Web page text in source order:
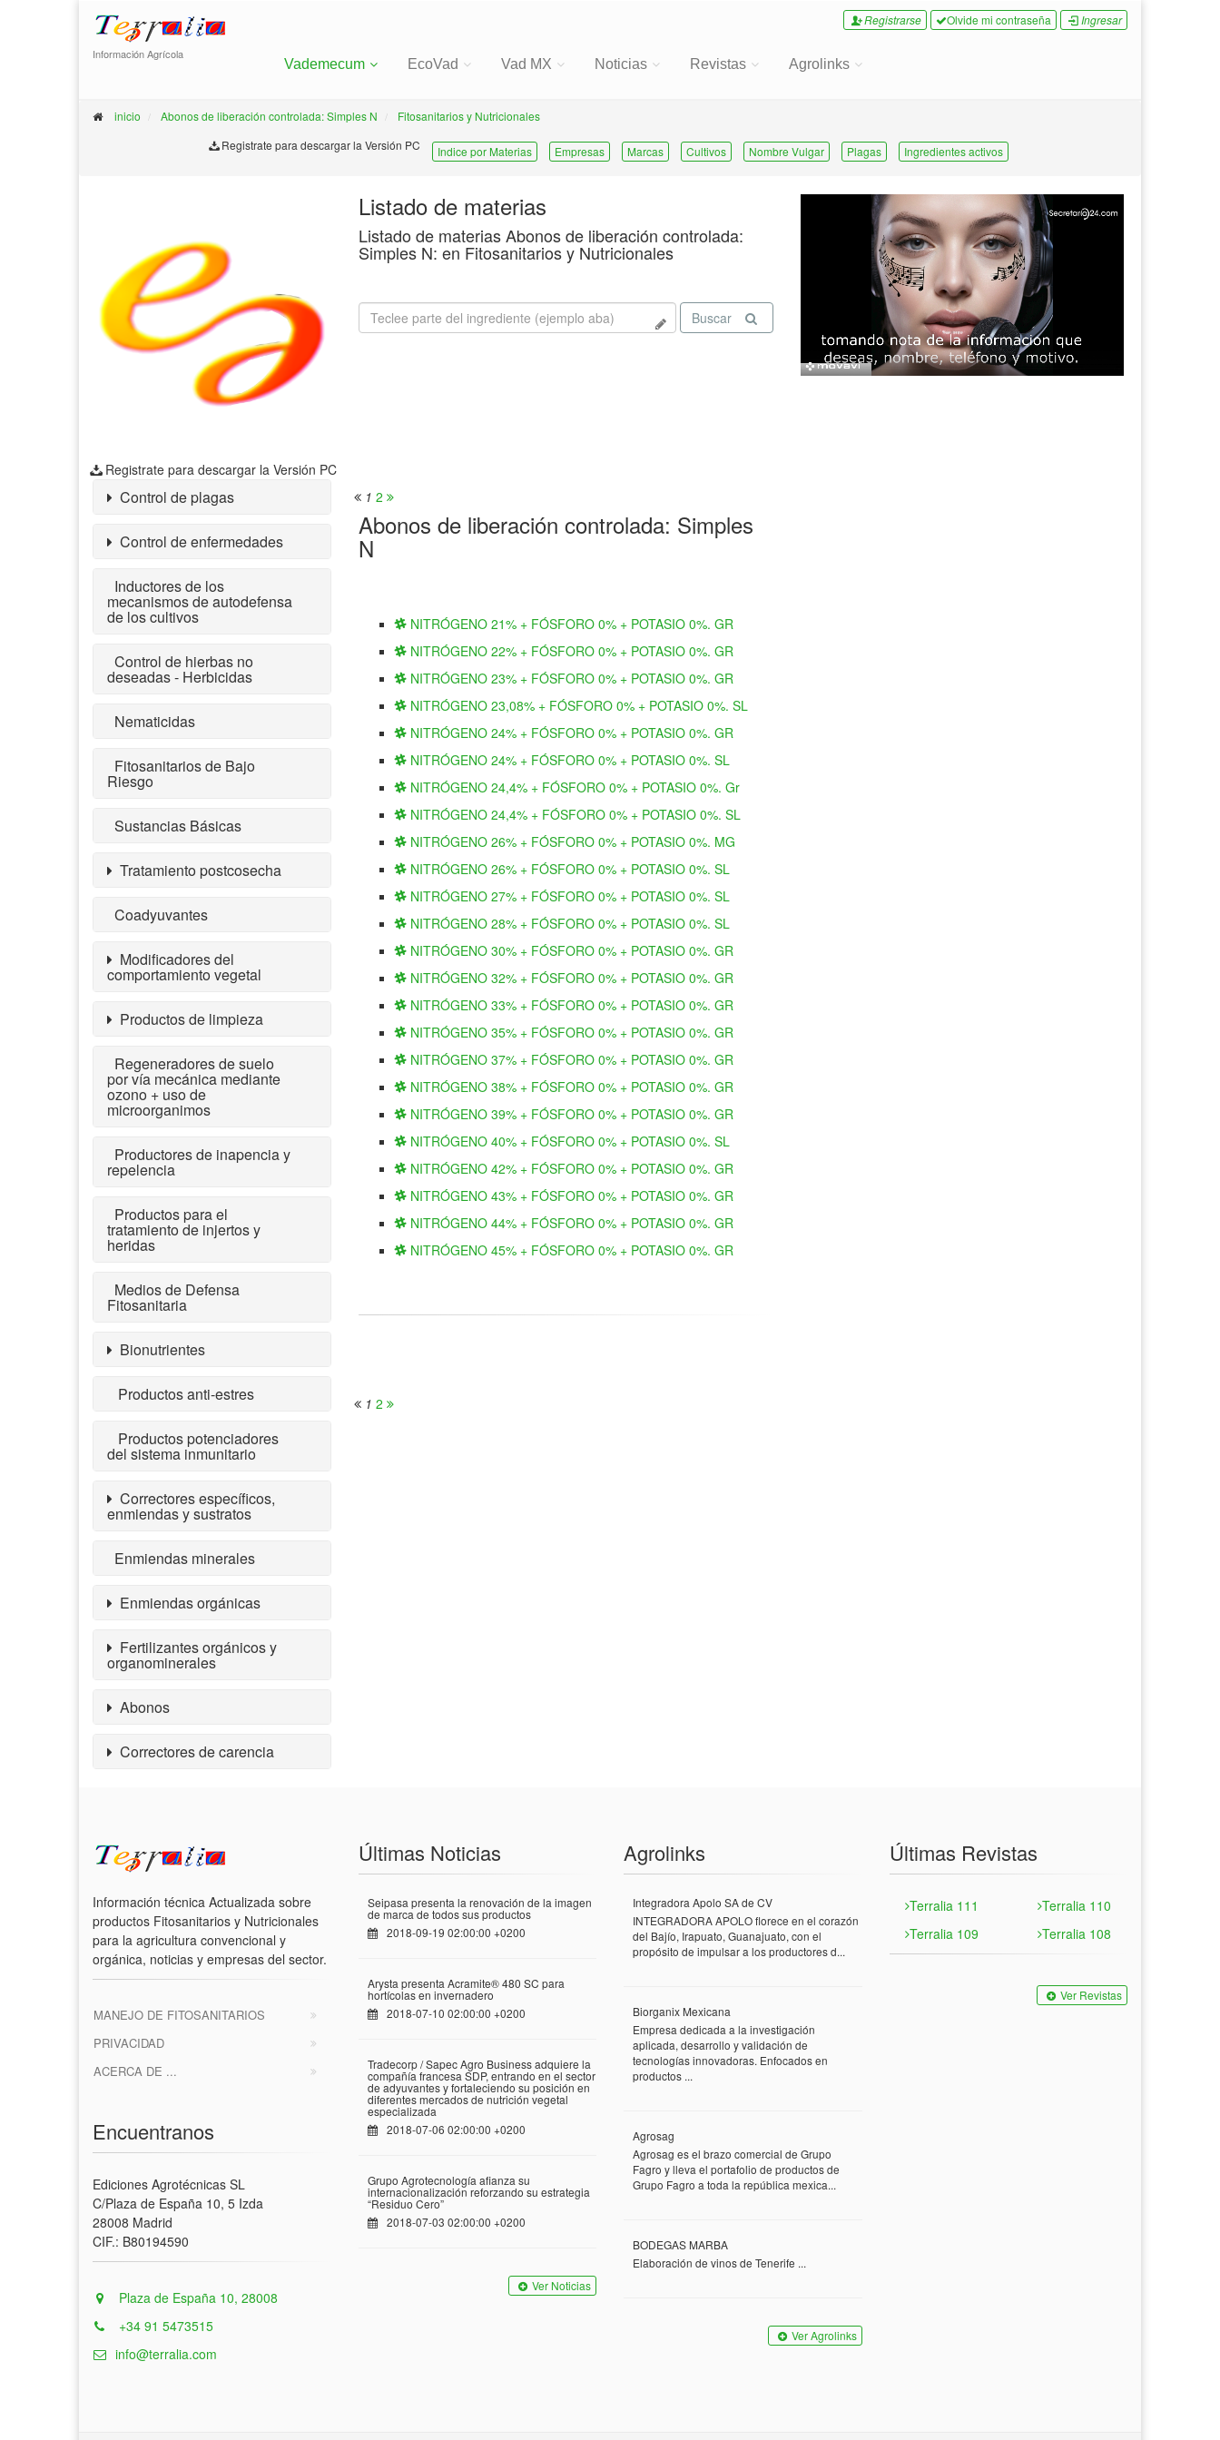
Información Agrícola
Registrarse Olvide mi contraseña Ingresar
Vademecum EcoVad Vad MX Noticias Revistas Agrolinks
inicio Abonos de liberación controlada: Simples N
Fitosanitarios y Nutricionales
Registrate para descargar la Versión PC
Indice por Materias Empresas Marcas Cultivos Nombre Vulgar Plagas Ingredientes activos
Registrate para descargar la Versión PC
Listado de materias
Listado de materias Abonos de liberación controlada:
Simples N: en Fitosanitarios y Nutricionales
Buscar
Control de plagas
Control de enfermedades
Inductores de los
mecanismos de autodefensa
de los cultivos
Control de hierbas no
deseadas - Herbicidas
Nematicidas
Fitosanitarios de Bajo
Riesgo
Sustancias Básicas
Tratamiento postcosecha
Coadyuvantes
Modificadores del
comportamiento vegetal
Productos de limpieza
Regeneradores de suelo
por vía mecánica mediante
ozono + uso de
microorganimos
Productores de inapencia y
repelencia
Productos para el
tratamiento de injertos y
heridas
Medios de Defensa
Fitosanitaria
Bionutrientes
Productos anti-estres
Productos potenciadores
del sistema inmunitario
Correctores específicos,
enmiendas y sustratos
Enmiendas minerales
Enmiendas orgánicas
Fertilizantes orgánicos y
organominerales
Abonos
Correctores de carencia
1 2
Abonos de liberación controlada: Simples
N
NITRÓGENO 21% + FÓSFORO 0% + POTASIO 0%. GR
NITRÓGENO 22% + FÓSFORO 0% + POTASIO 0%. GR
NITRÓGENO 23% + FÓSFORO 0% + POTASIO 0%. GR
NITRÓGENO 23,08% + FÓSFORO 0% + POTASIO 0%. SL
NITRÓGENO 24% + FÓSFORO 0% + POTASIO 0%. GR
NITRÓGENO 24% + FÓSFORO 0% + POTASIO 0%. SL
NITRÓGENO 24,4% + FÓSFORO 0% + POTASIO 0%. Gr
NITRÓGENO 24,4% + FÓSFORO 0% + POTASIO 0%. SL
NITRÓGENO 26% + FÓSFORO 0% + POTASIO 0%. MG
NITRÓGENO 26% + FÓSFORO 0% + POTASIO 0%. SL
NITRÓGENO 27% + FÓSFORO 0% + POTASIO 0%. SL
NITRÓGENO 28% + FÓSFORO 0% + POTASIO 0%. SL
NITRÓGENO 30% + FÓSFORO 0% + POTASIO 0%. GR
NITRÓGENO 32% + FÓSFORO 0% + POTASIO 0%. GR
NITRÓGENO 33% + FÓSFORO 0% + POTASIO 0%. GR
NITRÓGENO 35% + FÓSFORO 0% + POTASIO 0%. GR
NITRÓGENO 37% + FÓSFORO 0% + POTASIO 0%. GR
NITRÓGENO 38% + FÓSFORO 0% + POTASIO 0%. GR
NITRÓGENO 39% + FÓSFORO 0% + POTASIO 0%. GR
NITRÓGENO 40% + FÓSFORO 0% + POTASIO 0%. SL
NITRÓGENO 42% + FÓSFORO 0% + POTASIO 0%. GR
NITRÓGENO 43% + FÓSFORO 0% + POTASIO 0%. GR
NITRÓGENO 44% + FÓSFORO 0% + POTASIO 0%. GR
NITRÓGENO 45% + FÓSFORO 0% + POTASIO 0%. GR
1 2
Información técnica Actualizada sobre
productos Fitosanitarios y Nutricionales
para la agricultura convencional y
orgánica, noticias y empresas del sector.
MANEJO DE FITOSANITARIOS
PRIVACIDAD
ACERCA DE ...
Encuentranos
Ediciones Agrotécnicas SL
C/Plaza de España 10, 5 Izda
28008 Madrid
CIF.: B80194590
Plaza de España 10, 28008
+34 91 5473515
info@terralia.com
Últimas Noticias
Seipasa presenta la renovación de la imagen
de marca de todos sus productos
2018-09-19 02:00:00 +0200
Arysta presenta Acramite® 480 SC para
hortícolas en invernadero
2018-07-10 02:00:00 +0200
Tradecorp / Sapec Agro Business adquiere la
compañía francesa SDP, entrando en el sector
de adyuvantes y fortaleciendo su posición en
diferentes mercados de nutrición vegetal
especializada
2018-07-06 02:00:00 +0200
Grupo Agrotecnología afianza su
internacionalización reforzando su estrategia
“Residuo Cero”
2018-07-03 02:00:00 +0200
Ver Noticias
Agrolinks
Integradora Apolo SA de CV
INTEGRADORA APOLO florece en el corazón
del Bajío, Irapuato, Guanajuato, con el
propósito de impulsar a los productores d...
Biorganix Mexicana
Empresa dedicada a la investigación
aplicada, desarrollo y validación de
tecnologías innovadoras. Enfocados en
productos ...
Agrosag
Agrosag es el brazo comercial de Grupo
Fagro y lleva el portafolio de productos de
Grupo Fagro a toda la república mexica...
BODEGAS MARBA
Elaboración de vinos de Tenerife ...
Ver Agrolinks
Últimas Revistas
Terralia 111
Terralia 110
Terralia 109
Terralia 108
Ver Revistas